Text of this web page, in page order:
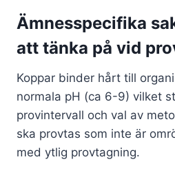
Ämnesspecifika
att tänka på vid
Koppar binder hårt till
normala pH (ca 6-9) vilket
provintervall och val av
ska provtas som inte är
med ytlig provtagning.